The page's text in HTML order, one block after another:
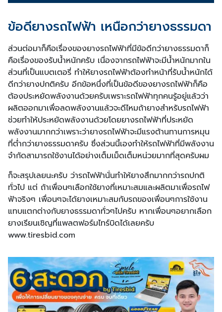
ข้อดียางรถไฟฟ้า เหนือกว่ายางธรรมดา
ส่วนต่อมาก็คือเรื่องของยางรถไฟฟ้าที่มีข้อดีกว่ายางธรรมดาก็
คือเรื่องของรับน้ำหนักครับ เนื่องจากรถไฟฟ้าจะมีน้ำหนักมากใน
ส่วนที่เป็นแบตเตอรี่ ทำให้ยางรถไฟฟ้าต้องทำหน้าที่รับน้ำหนักได้
ดีกว่ายางปกติครับ อีกข้อหนึ่งที่เป็นข้อดีของยางรถไฟฟ้าก็คือ
ต้องประหยัดพลังงานด้วยครับเพราะรถไฟฟ้าทุกคนรู้อยู่แล้วว่า
ผลิตออกมาเพื่อลดพลังงานแล้วจะดีไหมถ้ายางสำหรับรถไฟฟ้า
ช่วยทำให้ประหยัดพลังงานด้วยโดยยางรถไฟฟ้าที่ประหยัด
พลังงานมากกว่าเพราะว่ายางรถไฟฟ้าจะมีแรงต้านทานการหมุน
ที่ต่ำกว่ายางธรรมดาครับ ซึ่งส่วนนี้เองทำให้รถไฟฟ้าที่มีพลังงาน
จำกัดสามารถใช้งานได้อย่างเต็มเม็ดเต็มหน่วยมากที่สุดครับผม
ก็จะสรุปเลยนะครับ ว่ารถไฟฟ้านั่นทำให้ยางสึกมากกว่ารถปกติ
ทั่วไป แต่ ถ้าเพื่อนๆเลือกใช้ยางที่เหมาะสมและผลิตมาเพื่อรถไฟ
ฟ้าจริงๆ เพื่อนๆจะได้ยางเหมาะสมกับรถของเพื่อนๆการใช้งาน
แทบแตกต่างกับยางธรรมดาทั่วๆไปครับ หากเพื่อนๆอยากเลือก
ยางเรียนเชิญที่แพลตฟอร์มไทร์บิดได้เลยครับ
www.tiresbid.com